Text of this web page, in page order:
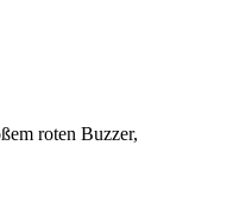
roten Buzzer,